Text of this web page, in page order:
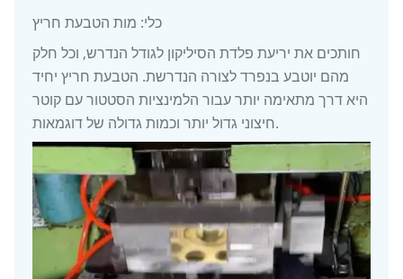
כלי: מות הטבעת חריץ
חותכים את יריעת פלדת הסיליקון לגודל הנדרש, וכל חלק
מהם יוטבע בנפרד לצורה הנדרשת. הטבעת חריץ יחיד
היא דרך מתאימה יותר עבור הלמינציות הסטטור עם קוטר
חיצוני גדול יותר וכמות גדולה של דוגמאות.